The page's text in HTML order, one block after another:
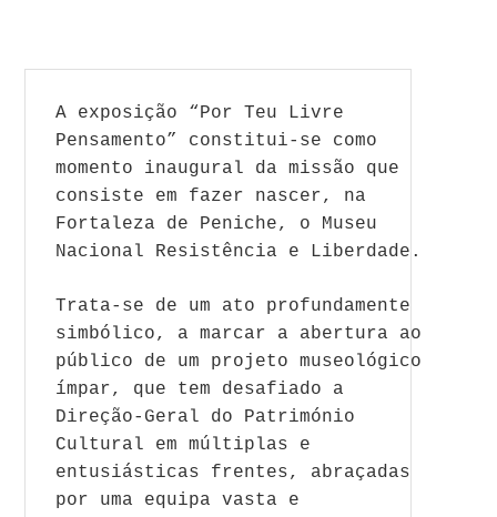
A exposição “Por Teu Livre
Pensamento” constitui-se como
momento inaugural da missão que
consiste em fazer nascer, na
Fortaleza de Peniche, o Museu
Nacional Resistência e Liberdade.
Trata-se de um ato profundamente
simbólico, a marcar a abertura ao
público de um projeto museológico
ímpar, que tem desafiado a
Direção-Geral do Património
Cultural em múltiplas e
entusiásticas frentes, abraçadas
por uma equipa vasta e